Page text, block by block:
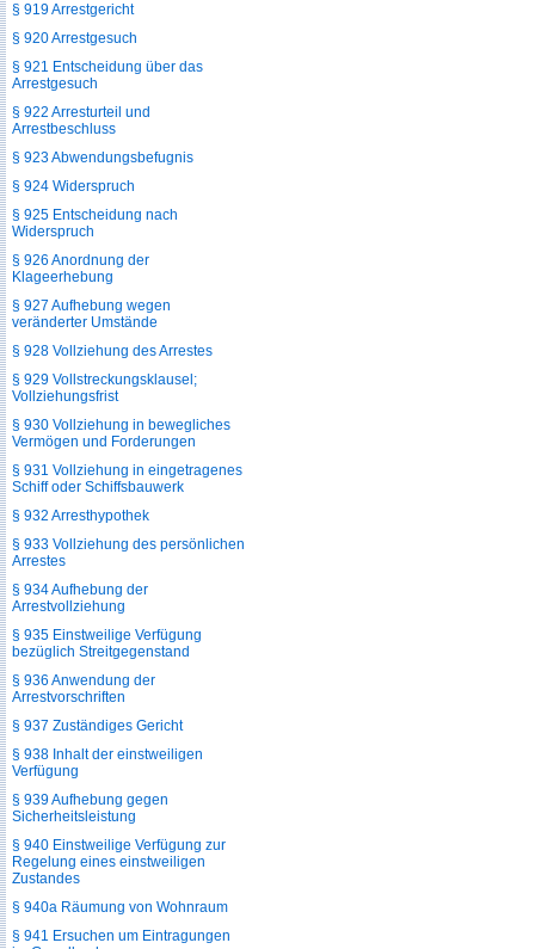
§ 919 Arrestgericht
§ 920 Arrestgesuch
§ 921 Entscheidung über das
Arrestgesuch
§ 922 Arresturteil und
Arrestbeschluss
§ 923 Abwendungsbefugnis
§ 924 Widerspruch
§ 925 Entscheidung nach
Widerspruch
§ 926 Anordnung der
Klageerhebung
§ 927 Aufhebung wegen
veränderter Umstände
§ 928 Vollziehung des Arrestes
§ 929 Vollstreckungsklausel;
Vollziehungsfrist
§ 930 Vollziehung in bewegliches
Vermögen und Forderungen
§ 931 Vollziehung in eingetragenes
Schiff oder Schiffsbauwerk
§ 932 Arresthypothek
§ 933 Vollziehung des persönlichen
Arrestes
§ 934 Aufhebung der
Arrestvollziehung
§ 935 Einstweilige Verfügung
bezüglich Streitgegenstand
§ 936 Anwendung der
Arrestvorschriften
§ 937 Zuständiges Gericht
§ 938 Inhalt der einstweiligen
Verfügung
§ 939 Aufhebung gegen
Sicherheitsleistung
§ 940 Einstweilige Verfügung zur
Regelung eines einstweiligen
Zustandes
§ 940a Räumung von Wohnraum
§ 941 Ersuchen um Eintragungen